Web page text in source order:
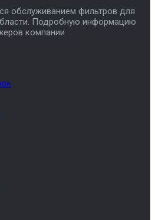
обслуживанием фильтров для
Подробную информацию
компании